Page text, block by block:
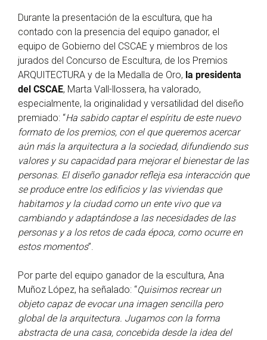
Durante la presentación de la escultura, que ha
contado con la presencia del equipo ganador, el
equipo de Gobierno del CSCAE y miembros de los
jurados del Concurso de Escultura, de los Premios
ARQUITECTURA y de la Medalla de Oro, la presidenta
del CSCAE, Marta Vall-llossera, ha valorado,
especialmente, la originalidad y versatilidad del diseño
premiado: “Ha sabido captar el espíritu de este nuevo
formato de los premios, con el que queremos acercar
aún más la arquitectura a la sociedad, difundiendo sus
valores y su capacidad para mejorar el bienestar de las
personas. El diseño ganador refleja esa interacción que
se produce entre los edificios y las viviendas que
habitamos y la ciudad como un ente vivo que va
cambiando y adaptándose a las necesidades de las
personas y a los retos de cada época, como ocurre en
estos momentos”.
Por parte del equipo ganador de la escultura, Ana
Muñoz López, ha señalado: “Quisimos recrear un
objeto capaz de evocar una imagen sencilla pero
global de la arquitectura. Jugamos con la forma
abstracta de una casa, concebida desde la idea del